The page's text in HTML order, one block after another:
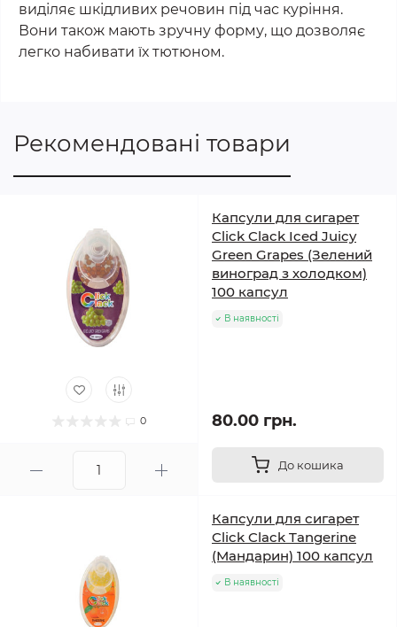
виділяє шкідливих речовин під час куріння.
Вони також мають зручну форму, що дозволяє
легко набивати їх тютюном.
Рекомендовані товари
0
Капсули для сигарет
Click Clack Iced Juicy
Green Grapes (Зелений
виноград з холодком)
100 капсул
В наявності
80.00 грн.
До кошика
Капсули для сигарет
Click Clack Tangerine
(Мандарин) 100 капсул
В наявності